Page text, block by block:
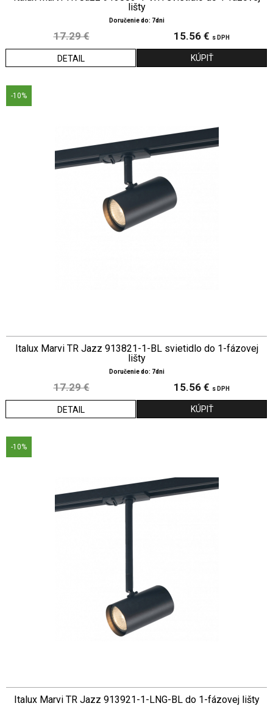
lišty
Doručenie do: 7dni
17.29 € 15.56 € s DPH
DETAIL
-10%
Italux Marvi TR Jazz 913821-1-BL svietidlo do 1-fázovej
lišty
Doručenie do: 7dni
17.29 € 15.56 € s DPH
DETAIL
-10%
Italux Marvi TR Jazz 913921-1-LNG-BL do 1-fázovej lišty